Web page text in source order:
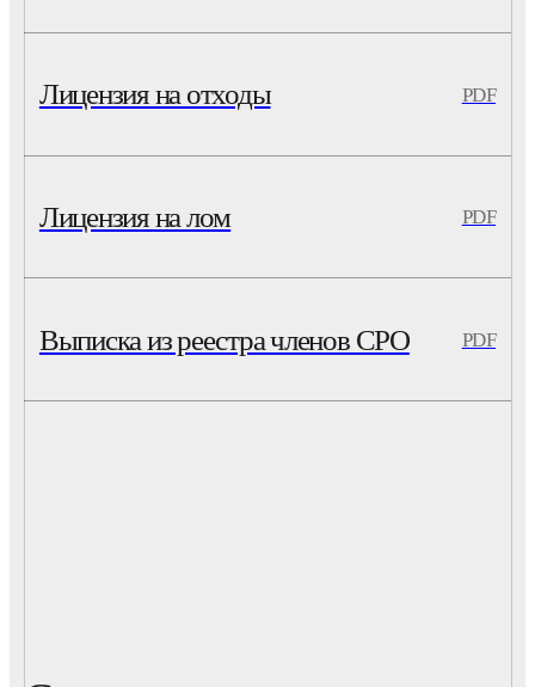
Лицензия на отходы PDF
Лицензия на лом PDF
Выписка из реестра членов СРО PDF